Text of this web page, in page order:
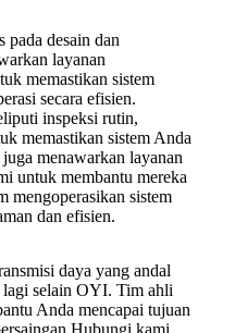
pada desain dan
layanan
memastikan sistem
secara efisien.
inspeksi rutin,
memastikan sistem Anda
menawarkan layanan
untuk membantu mereka
mengoperasikan sistem
dan efisien.
daya yang andal
selain OYI. Tim ahli
Anda mencapai tujuan
Hubungi kami